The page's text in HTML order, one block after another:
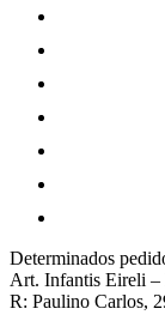
Determinados
Art. Infantis Eireli –
R: Paulino Carlos,